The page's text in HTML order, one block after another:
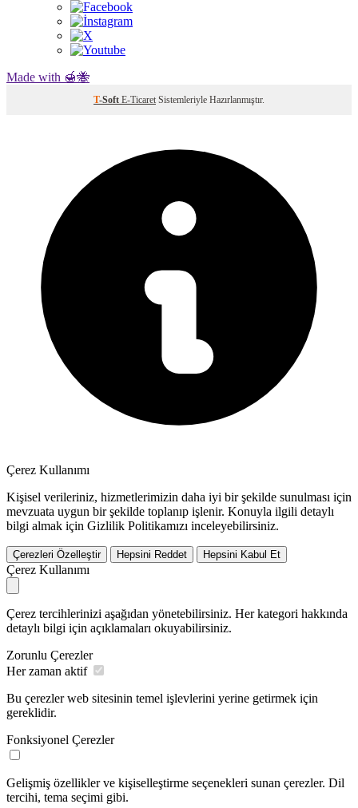
Made with 🍯🐝
T-Soft E-Ticaret Sistemleriyle Hazırlanmıştır.
Çerez Kullanımı
Kişisel verileriniz, hizmetlerimizin daha iyi bir şekilde sunulması için
mevzuata uygun bir şekilde toplanıp işlenir. Konuyla ilgili detaylı
bilgi almak için Gizlilik Politikamızı inceleyebilirsiniz.
Çerezleri Özelleştir Hepsini Reddet Hepsini Kabul Et
Çerez Kullanımı
Çerez tercihlerinizi aşağıdan yönetebilirsiniz. Her kategori hakkında
detaylı bilgi için açıklamaları okuyabilirsiniz.
Zorunlu Çerezler
Her zaman aktif
Bu çerezler web sitesinin temel işlevlerini yerine getirmek için
gereklidir.
Fonksiyonel Çerezler
Gelişmiş özellikler ve kişiselleştirme seçenekleri sunan çerezler. Dil
tercihi, tema seçimi gibi.